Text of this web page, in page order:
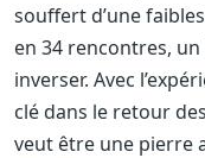
souffert d’une
en 34 rencontres,
inverser. Avec
clé dans le retour
veut être une pierre